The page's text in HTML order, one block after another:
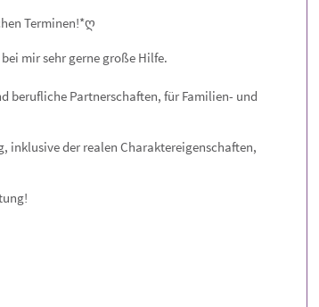
Terminen!*ღ
mir sehr gerne große Hilfe.
berufliche Partnerschaften, für Familien- und
inklusive der realen Charaktereigenschaften,